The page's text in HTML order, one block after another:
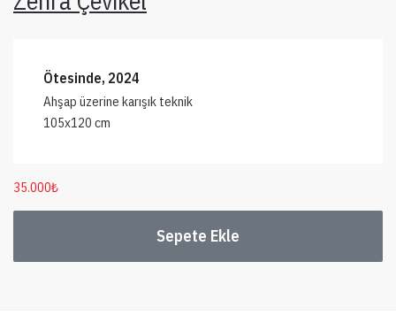
Ötesinde, 2024
Ahşap üzerine karışık teknik
105x120 cm
35.000₺
Sepete Ekle